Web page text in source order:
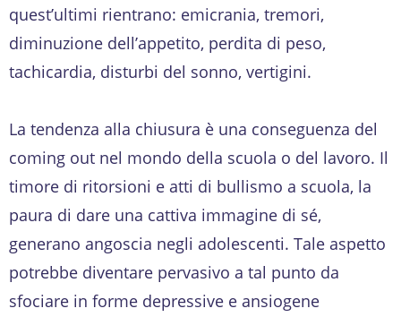
quest’ultimi rientrano: emicrania, tremori,
diminuzione dell’appetito, perdita di peso,
tachicardia, disturbi del sonno, vertigini.
La tendenza alla chiusura è una conseguenza del
coming out nel mondo della scuola o del lavoro. Il
timore di ritorsioni e atti di bullismo a scuola, la
paura di dare una cattiva immagine di sé,
generano angoscia negli adolescenti. Tale aspetto
potrebbe diventare pervasivo a tal punto da
sfociare in forme depressive e ansiogene